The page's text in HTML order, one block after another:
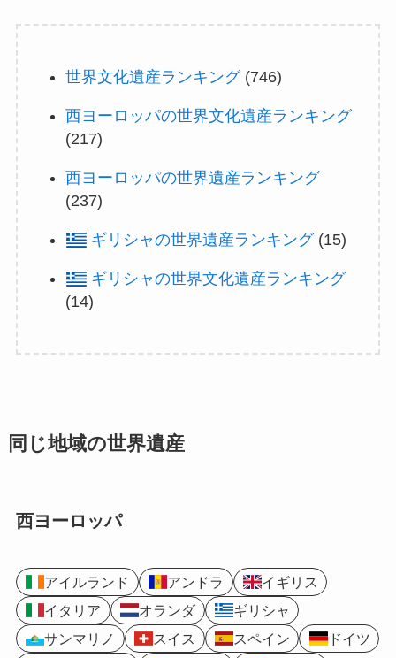
世界文化遺産ランキング(746)
西ヨーロッパの世界文化遺産ランキング
(217)
西ヨーロッパの世界遺産ランキング
(237)
ギリシャの世界遺産ランキング(15)
ギリシャの世界文化遺産ランキング
(14)
同じ地域の世界遺産
西ヨーロッパ
アイルランド アンドラ
イギリス
イタリア
オランダ
ギリシャ
サンマリノ
スイス スペイン
ドイツ